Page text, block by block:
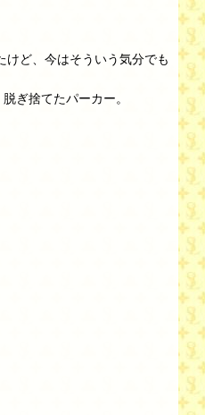
ど、今はそういう気分でも
ぎ捨てたパーカー。